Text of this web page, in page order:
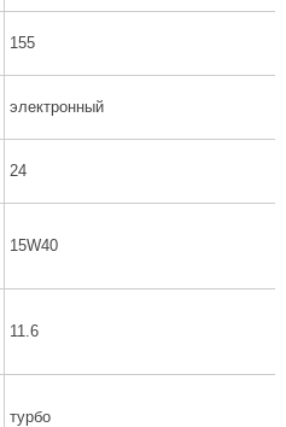
155
электронный
24
15W40
11.6
турбо